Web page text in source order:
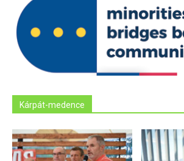
Kárpát-medence